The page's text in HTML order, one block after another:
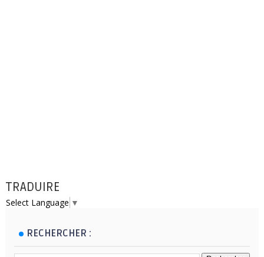
TRADUIRE
Select Language ▼
RECHERCHER :